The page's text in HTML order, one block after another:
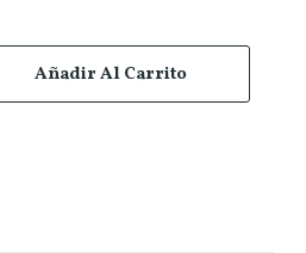
Añadir Al Carrito